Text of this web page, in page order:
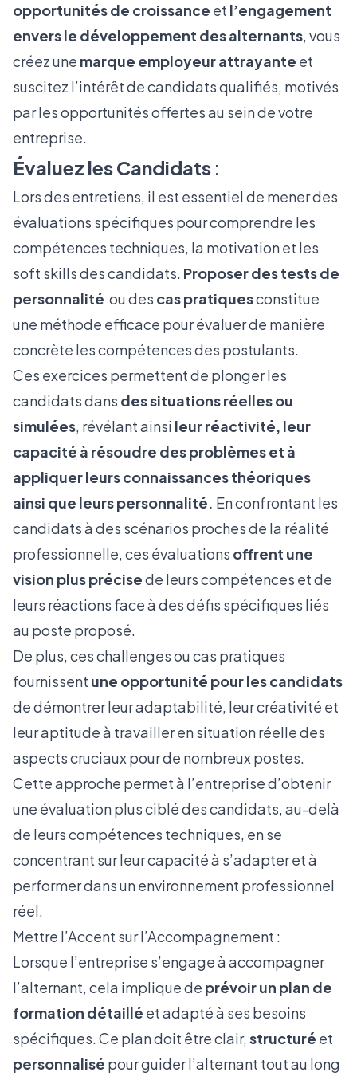
opportunités de croissance et l’engagement
envers le développement des alternants, vous
créez une marque employeur attrayante et
suscitez l’intérêt de candidats qualifiés, motivés
par les opportunités offertes au sein de votre
entreprise.
Évaluez les Candidats :
Lors des entretiens, il est essentiel de mener des
évaluations spécifiques pour comprendre les
compétences techniques, la motivation et les
soft skills des candidats. Proposer des tests de
personnalité ou des cas pratiquesconstitue
une méthode efficace pour évaluer de manière
concrète les compétences des postulants.
Ces exercices permettent de plonger les
candidats dans des situations réelles ou
simulées, révélant ainsi leur réactivité, leur
capacité à résoudre des problèmes et à
appliquer leurs connaissances théoriques
ainsi que leurs personnalité. En confrontant les
candidats à des scénarios proches de la réalité
professionnelle, ces évaluations offrent une
vision plus précisede leurs compétences et de
leurs réactions face à des défis spécifiques liés
au poste proposé.
De plus, ces challenges ou cas pratiques
fournissent une opportunité pour les candidats
de démontrer leur adaptabilité, leur créativité et
leur aptitude à travailler en situation réelle des
aspects cruciaux pour de nombreux postes.
Cette approche permet à l’entreprise d’obtenir
une évaluation plus ciblé des candidats, au-delà
de leurs compétences techniques, en se
concentrant sur leur capacité à s’adapter et à
performer dans un environnement professionnel
réel.
Mettre l’Accent sur l’Accompagnement :
Lorsque l’entreprise s’engage à accompagner
l’alternant, cela implique de prévoir un plan de
formation détaillé et adapté à ses besoins
spécifiques. Ce plan doit être clair,structuré et
personnalisé pour guider l’alternant tout au long